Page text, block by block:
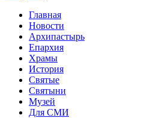
Главная
Новости
Архипастырь
Епархия
Храмы
История
Святые
Святыни
Музей
Для СМИ